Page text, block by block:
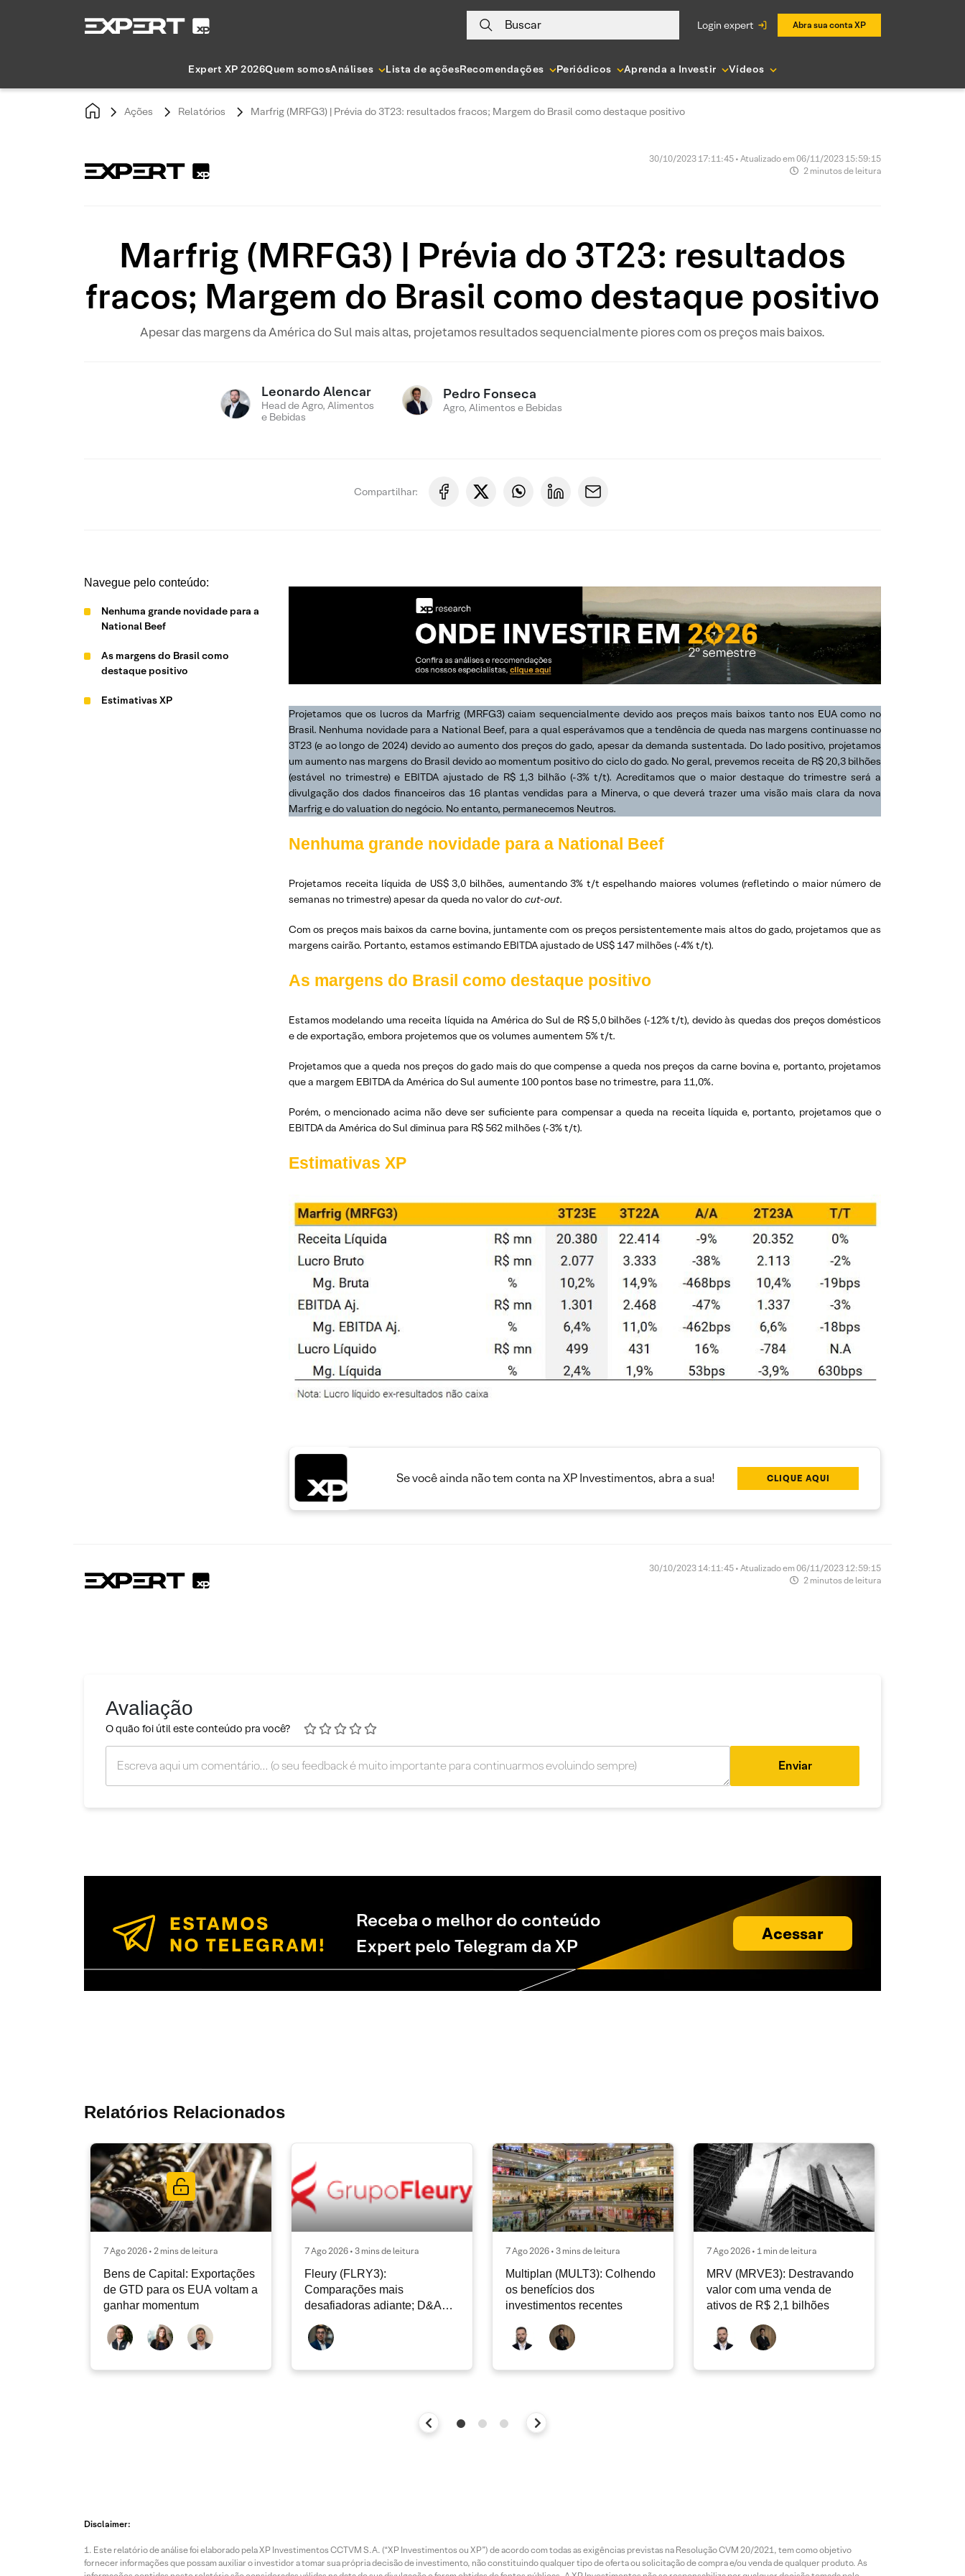
Buscar login expert Abra sua conta XP
Expert XP 2026Quem somosAnálises Lista de açõesRecomendações Periódicos Aprenda a Investir Vídeos
Ações Relatórios Marfrig (MRFG3) | Prévia do 3T23: resultados fracos; Margem do Brasil como destaque positivo
30/10/2023 17:11:45 • Atualizado em 06/11/2023 15:59:15
2 minutos de leitura
Marfrig (MRFG3) | Prévia do 3T23: resultados
fracos; Margem do Brasil como destaque positivo
Apesar das margens da América do Sul mais altas, projetamos resultados sequencialmente piores com os preços mais baixos.
Leonardo Alencar
Head de Agro, Alimentos
e Bebidas
Pedro Fonseca
Agro, Alimentos e Bebidas
Compartilhar:
Navegue pelo conteúdo:
Nenhuma grande novidade para a
National Beef
As margens do Brasil como
destaque positivo
Estimativas XP
Projetamos que os lucros da Marfrig (MRFG3) caiam sequencialmente devido aos preços mais baixos tanto nos EUA como no
Brasil. Nenhuma novidade para a National Beef, para a qual esperávamos que a tendência de queda nas margens continuasse no
3T23 (e ao longo de 2024) devido ao aumento dos preços do gado, apesar da demanda sustentada. Do lado positivo, projetamos
um aumento nas margens do Brasil devido ao momentum positivo do ciclo do gado. No geral, prevemos receita de R$ 20,3 bilhões
(estável no trimestre) e EBITDA ajustado de R$ 1,3 bilhão (-3% t/t). Acreditamos que o maior destaque do trimestre será a
divulgação dos dados financeiros das 16 plantas vendidas para a Minerva, o que deverá trazer uma visão mais clara da nova
Marfrig e do valuation do negócio. No entanto, permanecemos Neutros.
Nenhuma grande novidade para a National Beef
Projetamos receita líquida de US$ 3,0 bilhões, aumentando 3% t/t espelhando maiores volumes (refletindo o maior número de
semanas no trimestre) apesar da queda no valor do cut-out.
Com os preços mais baixos da carne bovina, juntamente com os preços persistentemente mais altos do gado, projetamos que as
margens cairão. Portanto, estamos estimando EBITDA ajustado de US$ 147 milhões (-4% t/t).
As margens do Brasil como destaque positivo
Estamos modelando uma receita líquida na América do Sul de R$ 5,0 bilhões (-12% t/t), devido às quedas dos preços domésticos
e de exportação, embora projetemos que os volumes aumentem 5% t/t.
Projetamos que a queda nos preços do gado mais do que compense a queda nos preços da carne bovina e, portanto, projetamos
que a margem EBITDA da América do Sul aumente 100 pontos base no trimestre, para 11,0%.
Porém, o mencionado acima não deve ser suficiente para compensar a queda na receita líquida e, portanto, projetamos que o
EBITDA da América do Sul diminua para R$ 562 milhões (-3% t/t).
Estimativas XP
Se você ainda não tem conta na XP Investimentos, abra a sua! CLIQUE AQUI
30/10/2023 14:11:45 • Atualizado em 06/11/2023 12:59:15
2 minutos de leitura
Avaliação
O quão foi útil este conteúdo pra você?
Enviar
Receba o melhor do conteúdo
Expert pelo Telegram da XP
Acessar
Relatórios Relacionados
7 Ago 2026 • 2 mins de leitura
Bens de Capital: Exportações
de GTD para os EUA voltam a
ganhar momentum
7 Ago 2026 • 3 mins de leitura
Fleury (FLRY3):
Comparações mais
desafiadoras adiante; D&A
atuais
7 Ago 2026 • 3 mins de leitura
Multiplan (MULT3): Colhendo
os benefícios dos
investimentos recentes
7 Ago 2026 • 1 min de leitura
MRV (MRVE3): Destravando
valor com uma venda de
ativos de R$ 2,1 bilhões
Disclaimer:
Este relatório de análise foi elaborado pela XP Investimentos CCTVM S.A. (“XP Investimentos ou XP”) de acordo com todas as exigências previstas na Resolução CVM 20/2021, tem como objetivo
fornecer informações que possam auxiliar o investidor a tomar sua própria decisão de investimento, não constituindo qualquer tipo de oferta ou solicitação de compra e/ou venda de qualquer produto. As